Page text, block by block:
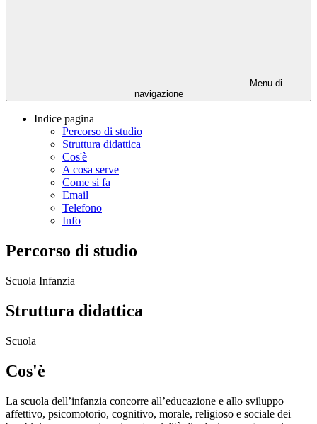
Menu di
navigazione
Indice pagina
Percorso di studio
Struttura didattica
Cos'è
A cosa serve
Come si fa
Email
Telefono
Info
Percorso di studio
Scuola Infanzia
Struttura didattica
Scuola
Cos'è
La scuola dell’infanzia concorre all’educazione e allo sviluppo
affettivo, psicomotorio, cognitivo, morale, religioso e sociale dei